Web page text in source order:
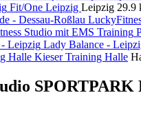
Fit/One Leipzig Leipzig 29.9
Lady Balance -
Kieser Training Halle